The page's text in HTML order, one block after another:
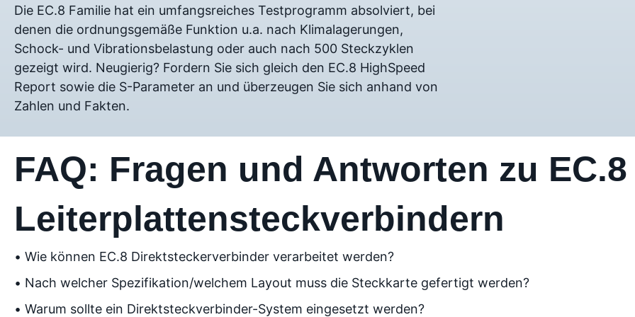
Die EC.8 Familie hat ein umfangsreiches Testprogramm absolviert, bei
denen die ordnungsgemäße Funktion u.a. nach Klimalagerungen,
Schock- und Vibrationsbelastung oder auch nach 500 Steckzyklen
gezeigt wird. Neugierig? Fordern Sie sich gleich den EC.8 HighSpeed
Report sowie die S-Parameter an und überzeugen Sie sich anhand von
Zahlen und Fakten.
FAQ: Fragen und Antworten zu EC.8
Leiterplattensteckverbindern
Wie können EC.8 Direktsteckerverbinder verarbeitet werden?
Nach welcher Spezifikation/welchem Layout muss die Steckkarte gefertigt werden?
Warum sollte ein Direktsteckverbinder-System eingesetzt werden?